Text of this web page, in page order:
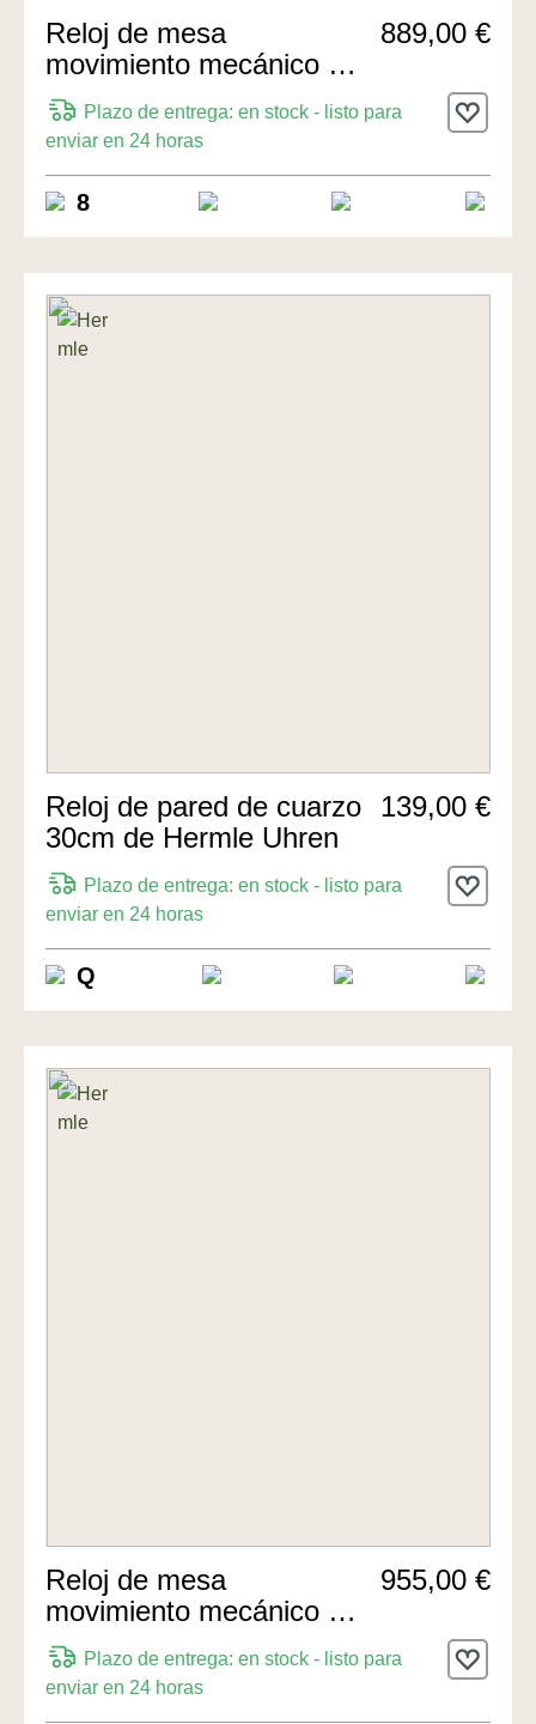
Reloj de mesa
movimiento mecánico de
8 días 30cm de Hermle
Uhren
889,00 €
Plazo de entrega: en stock - listo para
enviar en 24 horas
8
Reloj de pared de cuarzo
30cm de Hermle Uhren
139,00 €
Plazo de entrega: en stock - listo para
enviar en 24 horas
Q
Reloj de mesa
movimiento mecánico de
8 días 30cm de Hermle
Uhren
955,00 €
Plazo de entrega: en stock - listo para
enviar en 24 horas